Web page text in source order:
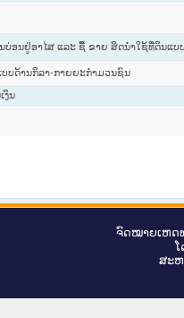
ບ່ອນຢູ່ອາໄສ ແລະ ຊື້ ຂາຍ ສິດນຳໃຊ້ທີ່ດິນແບ
ບບດ້ານກິລາ-ກາຍຍະກຳມວນຊົນ
ງິນ
ຈົດ​ໝາຍ​ເຫດ​
ສະ​ຫ